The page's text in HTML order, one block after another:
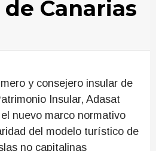
Canarias
y consejero insular de
Insular, Adasat
nuevo marco normativo
del modelo turístico de
no capitalinas